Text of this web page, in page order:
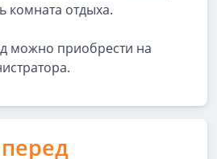
комната отдыха.
можно приобрести на